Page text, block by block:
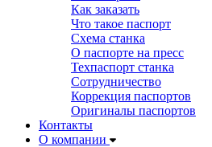
Как заказать
Что такое паспорт
Схема станка
О паспорте на пресс
Техпаспорт станка
Сотрудничество
Коррекция паспортов
Оригиналы паспортов
Контакты
О компании